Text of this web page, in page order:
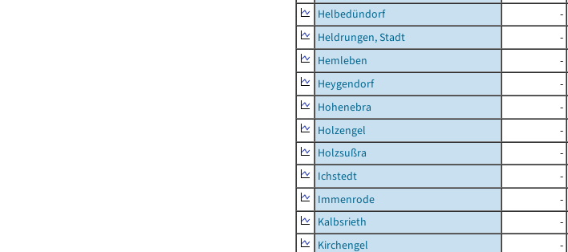
Helbedündorf
-
Heldrungen, Stadt
-
Hemleben
-
Heygendorf
-
Hohenebra
-
Holzengel
-
Holzsußra
-
Ichstedt
-
Immenrode
-
Kalbsrieth
-
Kirchengel
-